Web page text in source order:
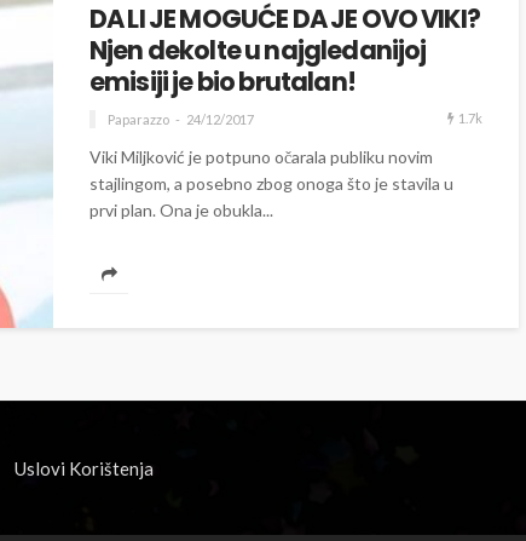
DA LI JE MOGUĆE DA JE OVO VIKI?
Njen dekolte u najgledanijoj
emisiji je bio brutalan!
Paparazzo 24/12/2017 1.7k
Viki Miljković je potpuno očarala publiku novim
stajlingom, a posebno zbog onoga što je stavila u
prvi plan. Ona je obukla...
Uslovi Korištenja